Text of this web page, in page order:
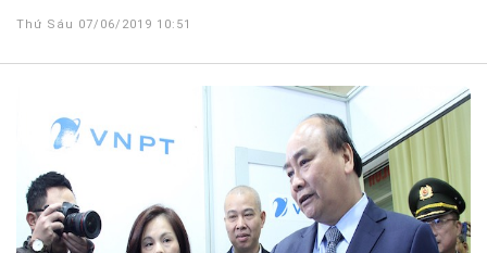
Thứ Sáu 07/06/2019 10:51